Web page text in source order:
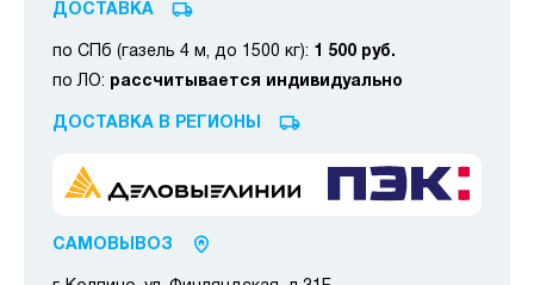
ДОСТАВКА
по СПб (газель 4 м, до 1500 кг): 1 500 руб.
по ЛО: рассчитывается индивидуально
ДОСТАВКА В РЕГИОНЫ
САМОВЫВОЗ